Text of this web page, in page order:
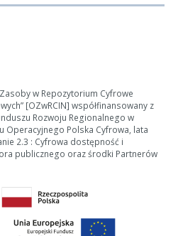
w Repozytorium Cyfrowe
[OZwRCIN] współfinansowany z
Rozwoju Regionalnego w
Operacyjnego Polska Cyfrowa, lata
2.3 : Cyfrowa dostępność i
publicznego oraz środki Partnerów